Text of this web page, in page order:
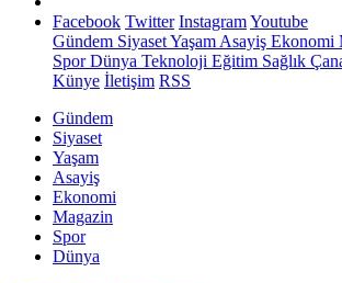
Facebook Twitter InstagramYoutube
Gündem SiyasetYaşam Asayiş Ekonomi
SporDünya Teknoloji Eğitim Sağlık
Künye İletişim RSS
Gündem
Siyaset
Yaşam
Asayiş
Ekonomi
Magazin
Spor
Dünya